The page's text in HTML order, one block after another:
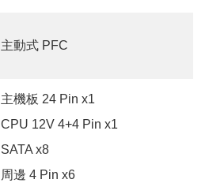
主動式 PFC
主機板 24 Pin x1
CPU 12V 4+4 Pin x1
SATA x8
周邊 4 Pin x6